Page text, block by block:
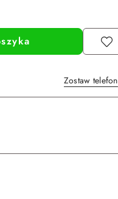
Zostaw telefon
Wyślij